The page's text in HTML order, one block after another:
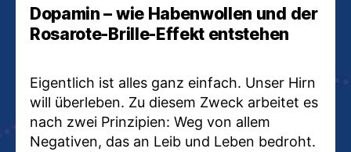
Dopamin – wie Habenwollen und der
Rosarote-Brille-Effekt entstehen
Eigentlich ist alles ganz einfach. Unser Hirn
will überleben. Zu diesem Zweck arbeitet es
nach zwei Prinzipien: Weg von allem
Negativen, das an Leib und Leben bedroht.